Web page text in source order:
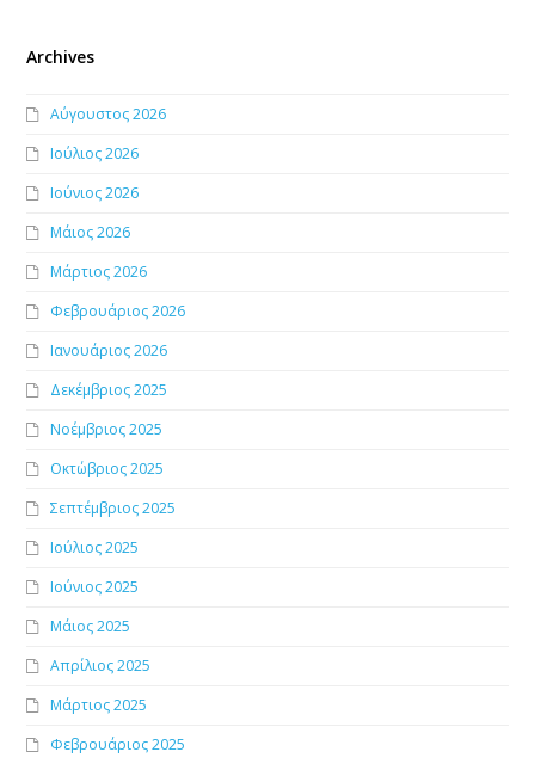
Archives
Αύγουστος 2026
Ιούλιος 2026
Ιούνιος 2026
Μάιος 2026
Μάρτιος 2026
Φεβρουάριος 2026
Ιανουάριος 2026
Δεκέμβριος 2025
Νοέμβριος 2025
Οκτώβριος 2025
Σεπτέμβριος 2025
Ιούλιος 2025
Ιούνιος 2025
Μάιος 2025
Απρίλιος 2025
Μάρτιος 2025
Φεβρουάριος 2025